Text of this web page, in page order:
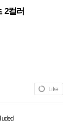
2컬러
Like